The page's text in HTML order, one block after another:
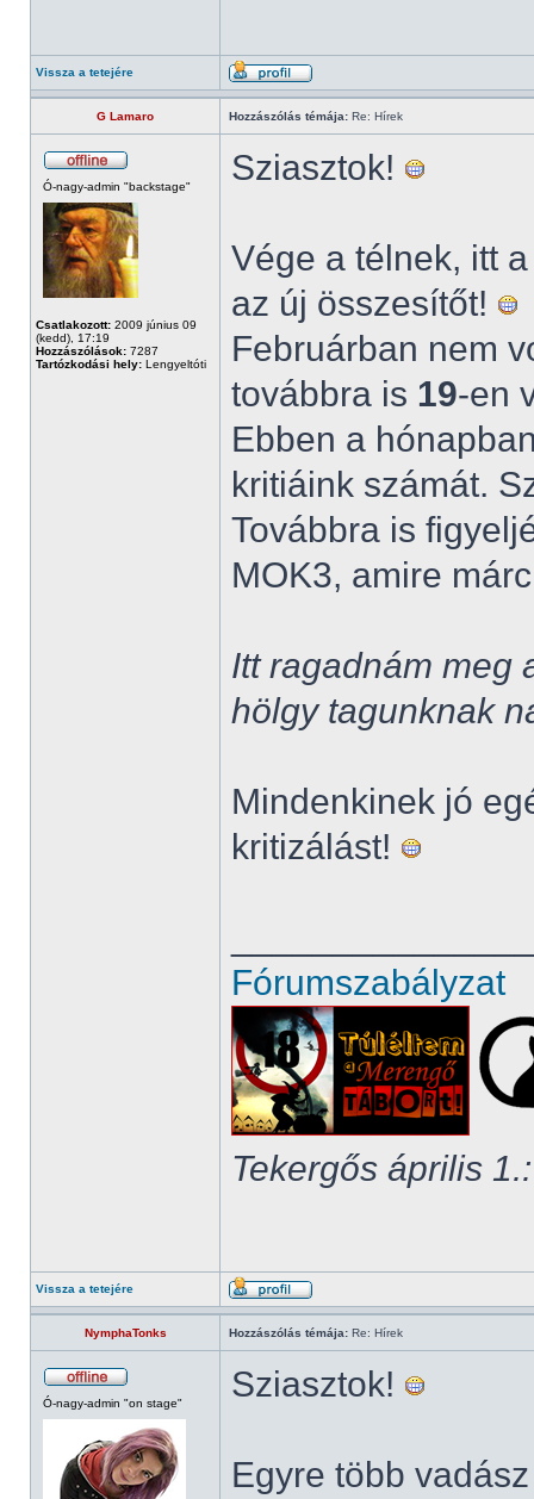
Vissza a tetejére
G Lamaro Hozzászólás témája: Re: Hírek
Ó-nagy-admin "backstage"
Csatlakozott: 2009 június 09
(kedd), 17:19
Hozzászólások: 7287
Tartózkodási hely: Lengyeltóti
Sziasztok!
Vége a télnek, itt
az új összesítőt!
Februárban nem
továbbra is 19-en
Ebben a
kritiáink számát.
Továbbra is
MOK3, amire
Itt ragadnám meg
hölgy tagunknak
Mindenkinek jó
kritizálást!
Fórumszabályzat
Tekergős április 1.:
Vissza a tetejére
NymphaTonks Hozzászólás témája: Re: Hírek
Ó-nagy-admin "on stage" Sziasztok!
Egyre több